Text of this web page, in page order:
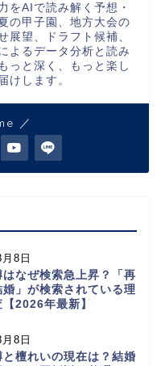
をAIで読み解く予想・
の甲子園、地方大会の
展望、ドラフト候補、
よるデータ分析と読み
っと深く、もっと楽し
けします。
／
8日
はなぜ検索急上昇？「再
婚」が検索されている理
2026年最新】
8日
と檀れいの現在は？結婚